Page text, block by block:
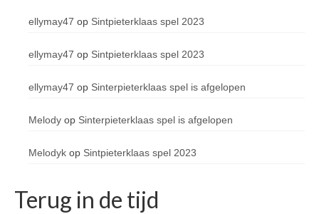
ellymay47 op Sintpieterklaas spel 2023
ellymay47 op Sintpieterklaas spel 2023
ellymay47 op Sinterpieterklaas spel is afgelopen
Melody op Sinterpieterklaas spel is afgelopen
Melodyk op Sintpieterklaas spel 2023
Terug in de tijd